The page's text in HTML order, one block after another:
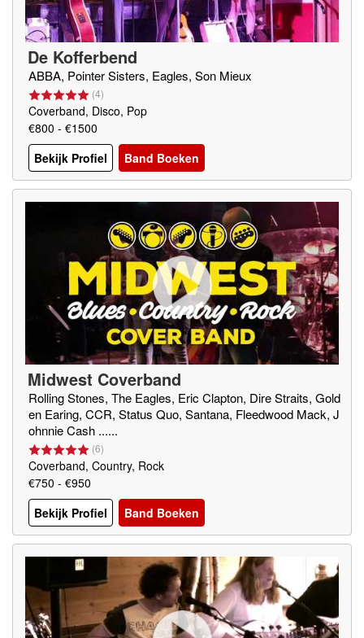
De Kofferbend
ABBA, Pointer Sisters, Eagles, Son Mieux
(4)
Coverband, Disco, Pop
€800 - €1500
Bekijk Profiel
Band Boeken
Midwest Coverband
Rolling Stones, The Eagles, Eric Clapton, Dire Straits, Gold
en Earing, CCR, Status Quo, Santana, Fleedwood Mack, J
ohnnie Cash ......
(6)
Coverband, Country, Rock
€750 - €950
Bekijk Profiel
Band Boeken